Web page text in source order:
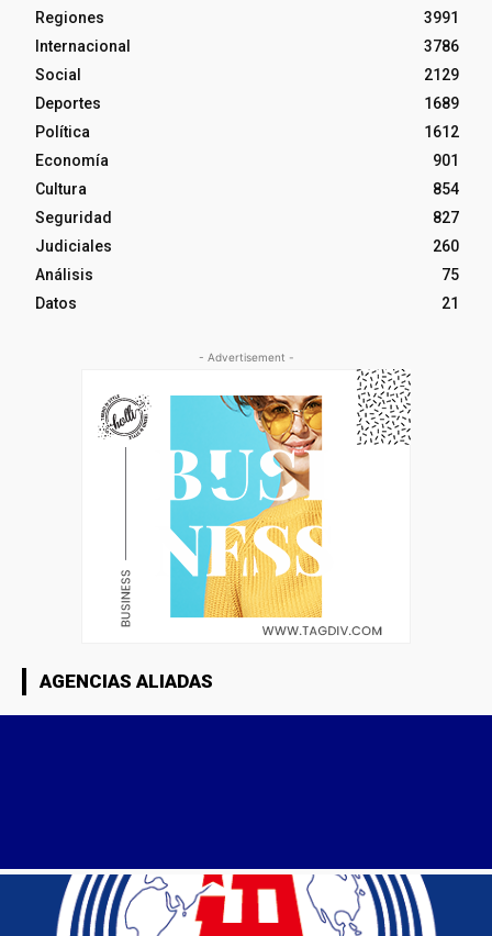
Regiones
3991
Internacional
3786
Social
2129
Deportes
1689
Política
1612
Economía
901
Cultura
854
Seguridad
827
Judiciales
260
Análisis
75
Datos
21
- Advertisement -
AGENCIAS ALIADAS